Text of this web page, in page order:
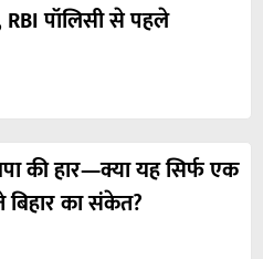
RBI पॉलिसी से पहले
की हार—क्या यह सिर्फ एक
बिहार का संकेत?